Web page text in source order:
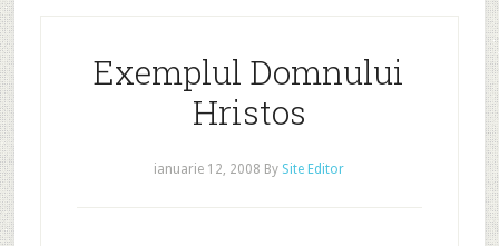
Exemplul Domnului
Hristos
ianuarie 12, 2008 By Site Editor